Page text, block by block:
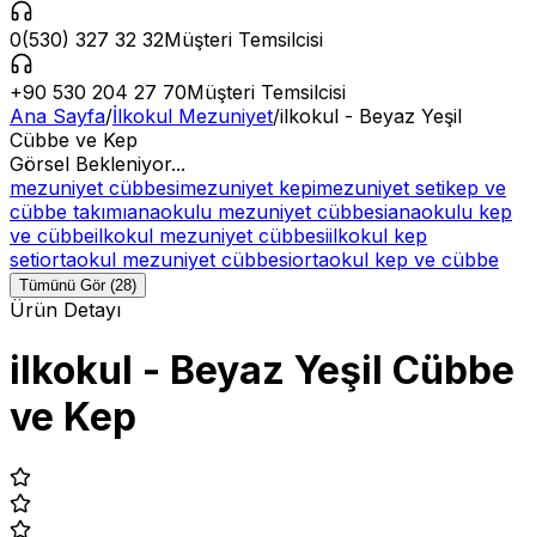
0(530) 327 32 32Müşteri Temsilcisi
+90 530 204 27 70Müşteri Temsilcisi
Ana Sayfa/İlkokul Mezuniyet/ilkokul - Beyaz Yeşil
Cübbe ve Kep
Görsel Bekleniyor...
mezuniyet cübbesimezuniyet kepimezuniyet setikep ve
cübbe takımıanaokulu mezuniyet cübbesianaokulu kep
ve cübbeilkokul mezuniyet cübbesiilkokul kep
setiortaokul mezuniyet cübbesiortaokul kep ve cübbe
Tümünü Gör (28)
Ürün Detayı
ilkokul - Beyaz Yeşil Cübbe
ve Kep